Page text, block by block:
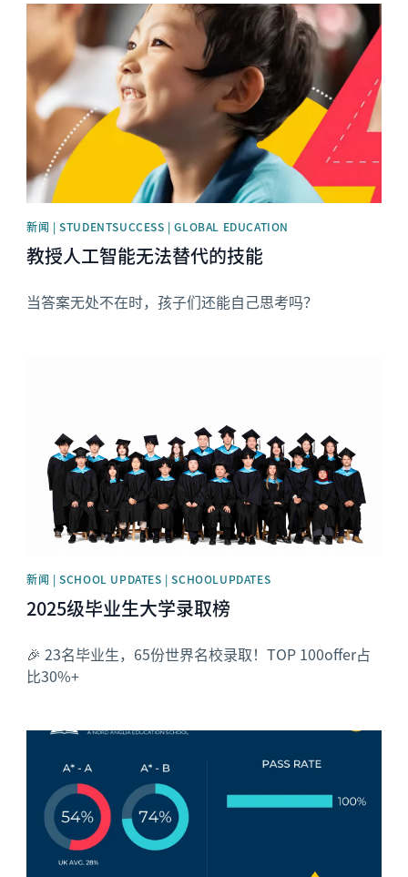
News image
新闻 | STUDENTSUCCESS | GLOBAL EDUCATION
教授人工智能无法替代的技能
当答案无处不在时，孩子们还能自己思考吗？
新闻 | SCHOOL UPDATES | SCHOOLUPDATES
2025级毕业生大学录取榜
🎉 23名毕业生，65份世界名校录取！TOP 100offer占
比30%+
News image